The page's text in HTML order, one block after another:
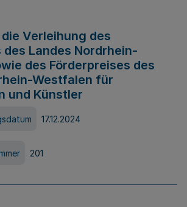
Verleihung des
Landes Nordrhein-
des Förderpreises des
Westfalen für
und Künstler
17.12.2024
201